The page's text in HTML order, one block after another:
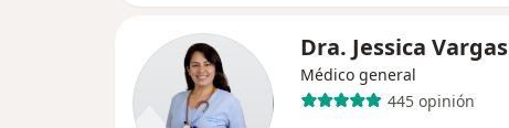
Dra. Jessica Vargas
Médico general
445 opinión